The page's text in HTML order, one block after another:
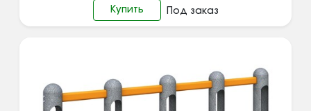
Купить Под заказ